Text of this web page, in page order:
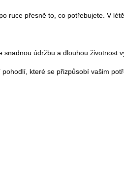
ruce přesně to, co potřebujete. V
údržbu a dlouhou životnost
které se přizpůsobí vašim